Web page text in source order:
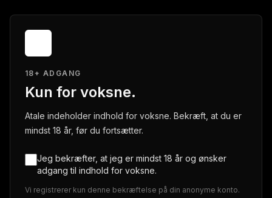
18+ ADGANG
Kun for voksne.
Atale indeholder indhold for voksne. Bekræft, at du er
mindst 18 år, før du fortsætter.
Jeg bekræfter, at jeg er mindst 18 år og ønsker
adgang til indhold for voksne.
Vi registrerer kun denne bekræftelse på din anonyme konto.